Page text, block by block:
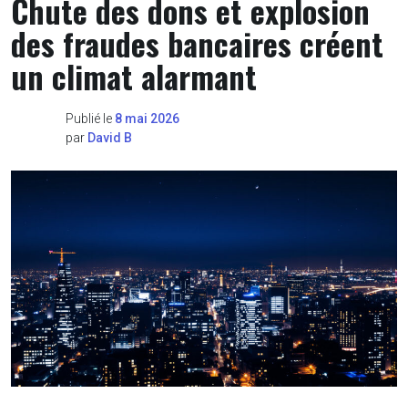
Chute des dons et explosion
des fraudes bancaires créent
un climat alarmant
Publié le 8 mai 2026
par David B